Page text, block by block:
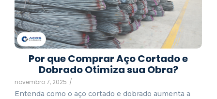
Por que Comprar Aço Cortado e
Dobrado Otimiza sua Obra?
novembro 7, 2025 /
Entenda como o aço cortado e dobrado aumenta a